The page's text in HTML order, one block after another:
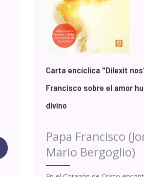
Carta encíclica "Dilexit
Francisco sobre el amor
divino
Papa Francisco
Mario Bergoglio)